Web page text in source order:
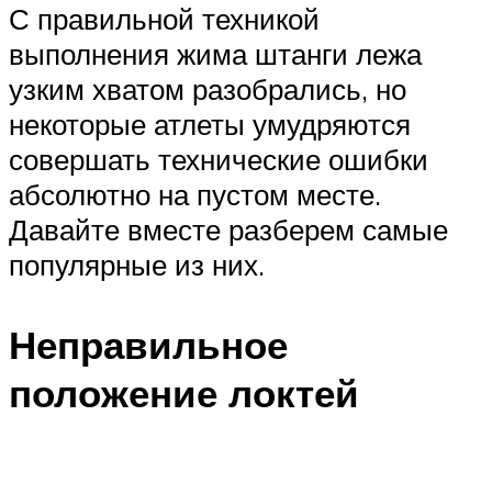
С правильной техникой
выполнения жима штанги лежа
узким хватом разобрались, но
некоторые атлеты умудряются
совершать технические ошибки
абсолютно на пустом месте.
Давайте вместе разберем самые
популярные из них.
Неправильное
положение локтей